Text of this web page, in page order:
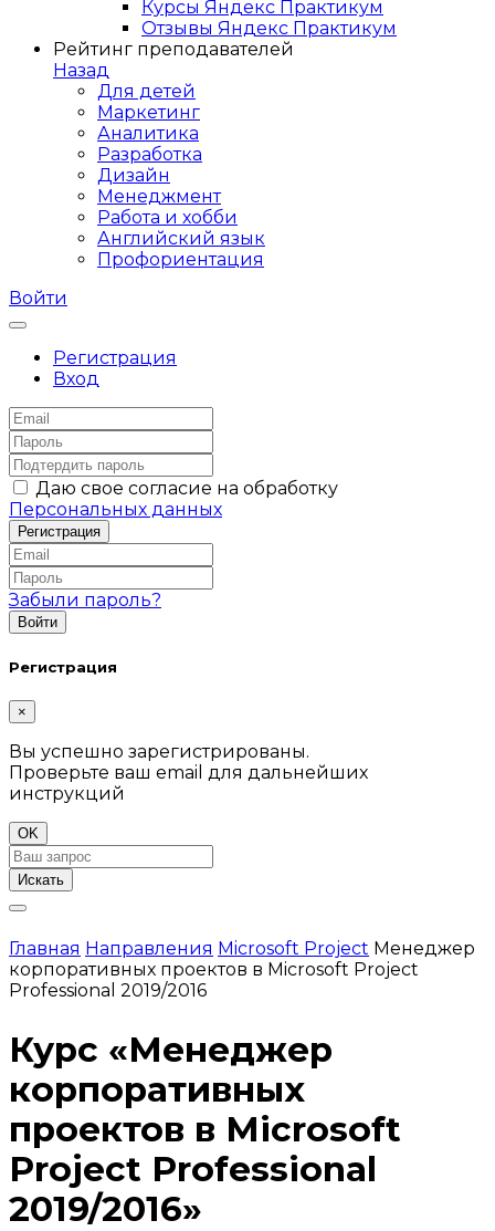
Курсы Яндекс Практикум
Отзывы Яндекс Практикум
Рейтинг преподавателей
Назад
Для детей
Маркетинг
Аналитика
Разработка
Дизайн
Менеджмент
Работа и хобби
Английский язык
Профориентация
Войти
Регистрация
Вход
Даю свое согласие на обработку
Персональных данных
Забыли пароль?
Регистрация
×
Вы успешно зарегистрированы.
Проверьте ваш email для дальнейших
инструкций
OK
Искать
Главная Направления Microsoft Project Менеджер
корпоративных проектов в Microsoft Project
Professional 2019/2016
Курс «Менеджер
корпоративных
проектов в Microsoft
Project Professional
2019/2016»